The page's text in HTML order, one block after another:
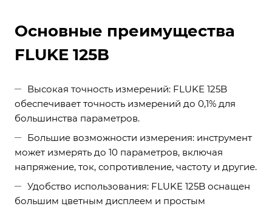
Основные преимущества
FLUKE 125B
Высокая точность измерений: FLUKE 125B
обеспечивает точность измерений до 0,1% для
большинства параметров.
Большие возможности измерения: инструмент
может измерять до 10 параметров, включая
напряжение, ток, сопротивление, частоту и другие.
Удобство использования: FLUKE 125B оснащен
большим цветным дисплеем и простым